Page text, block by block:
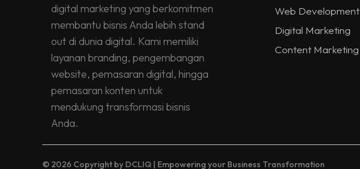
digital marketing yang berkomitmen
membantu bisnis Anda lebih stand
out di dunia digital. Kami memiliki
layanan branding, pengembangan
website, pemasaran digital, hingga
pemasaran konten untuk
mendukung transformasi bisnis
Anda.
Web Development
Digital Marketing
Content Marketing
© 2026 Copyright by DCLIQ | Empowering your Business Transformation